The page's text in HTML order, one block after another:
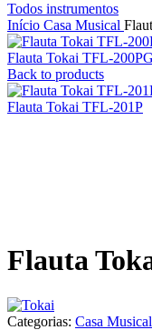
Todos instrumentos
Início Casa Musical
Flauta Tokai TFL-200PG
Back to products
Flauta Tokai TFL-201P
Flauta
Categorias: Casa Musical